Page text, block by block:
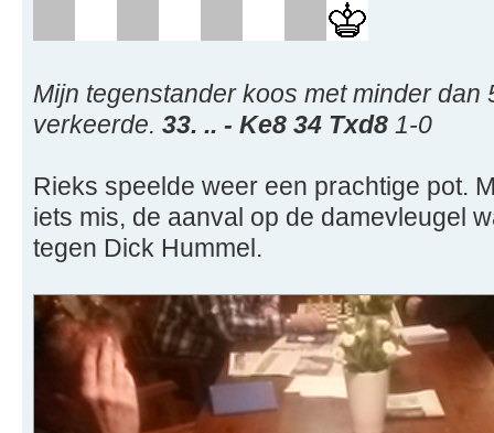
Mijn tegenstander koos met minder dan
verkeerde. 33. .. - Ke8 34 Txd8 1-0
Rieks speelde weer een prachtige pot.
iets mis, de aanval op de damevleugel
tegen Dick Hummel.